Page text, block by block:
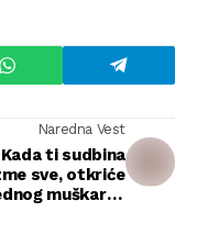
Naredna Vest
Kada ti sudbina
sve, otkriće
muškarca